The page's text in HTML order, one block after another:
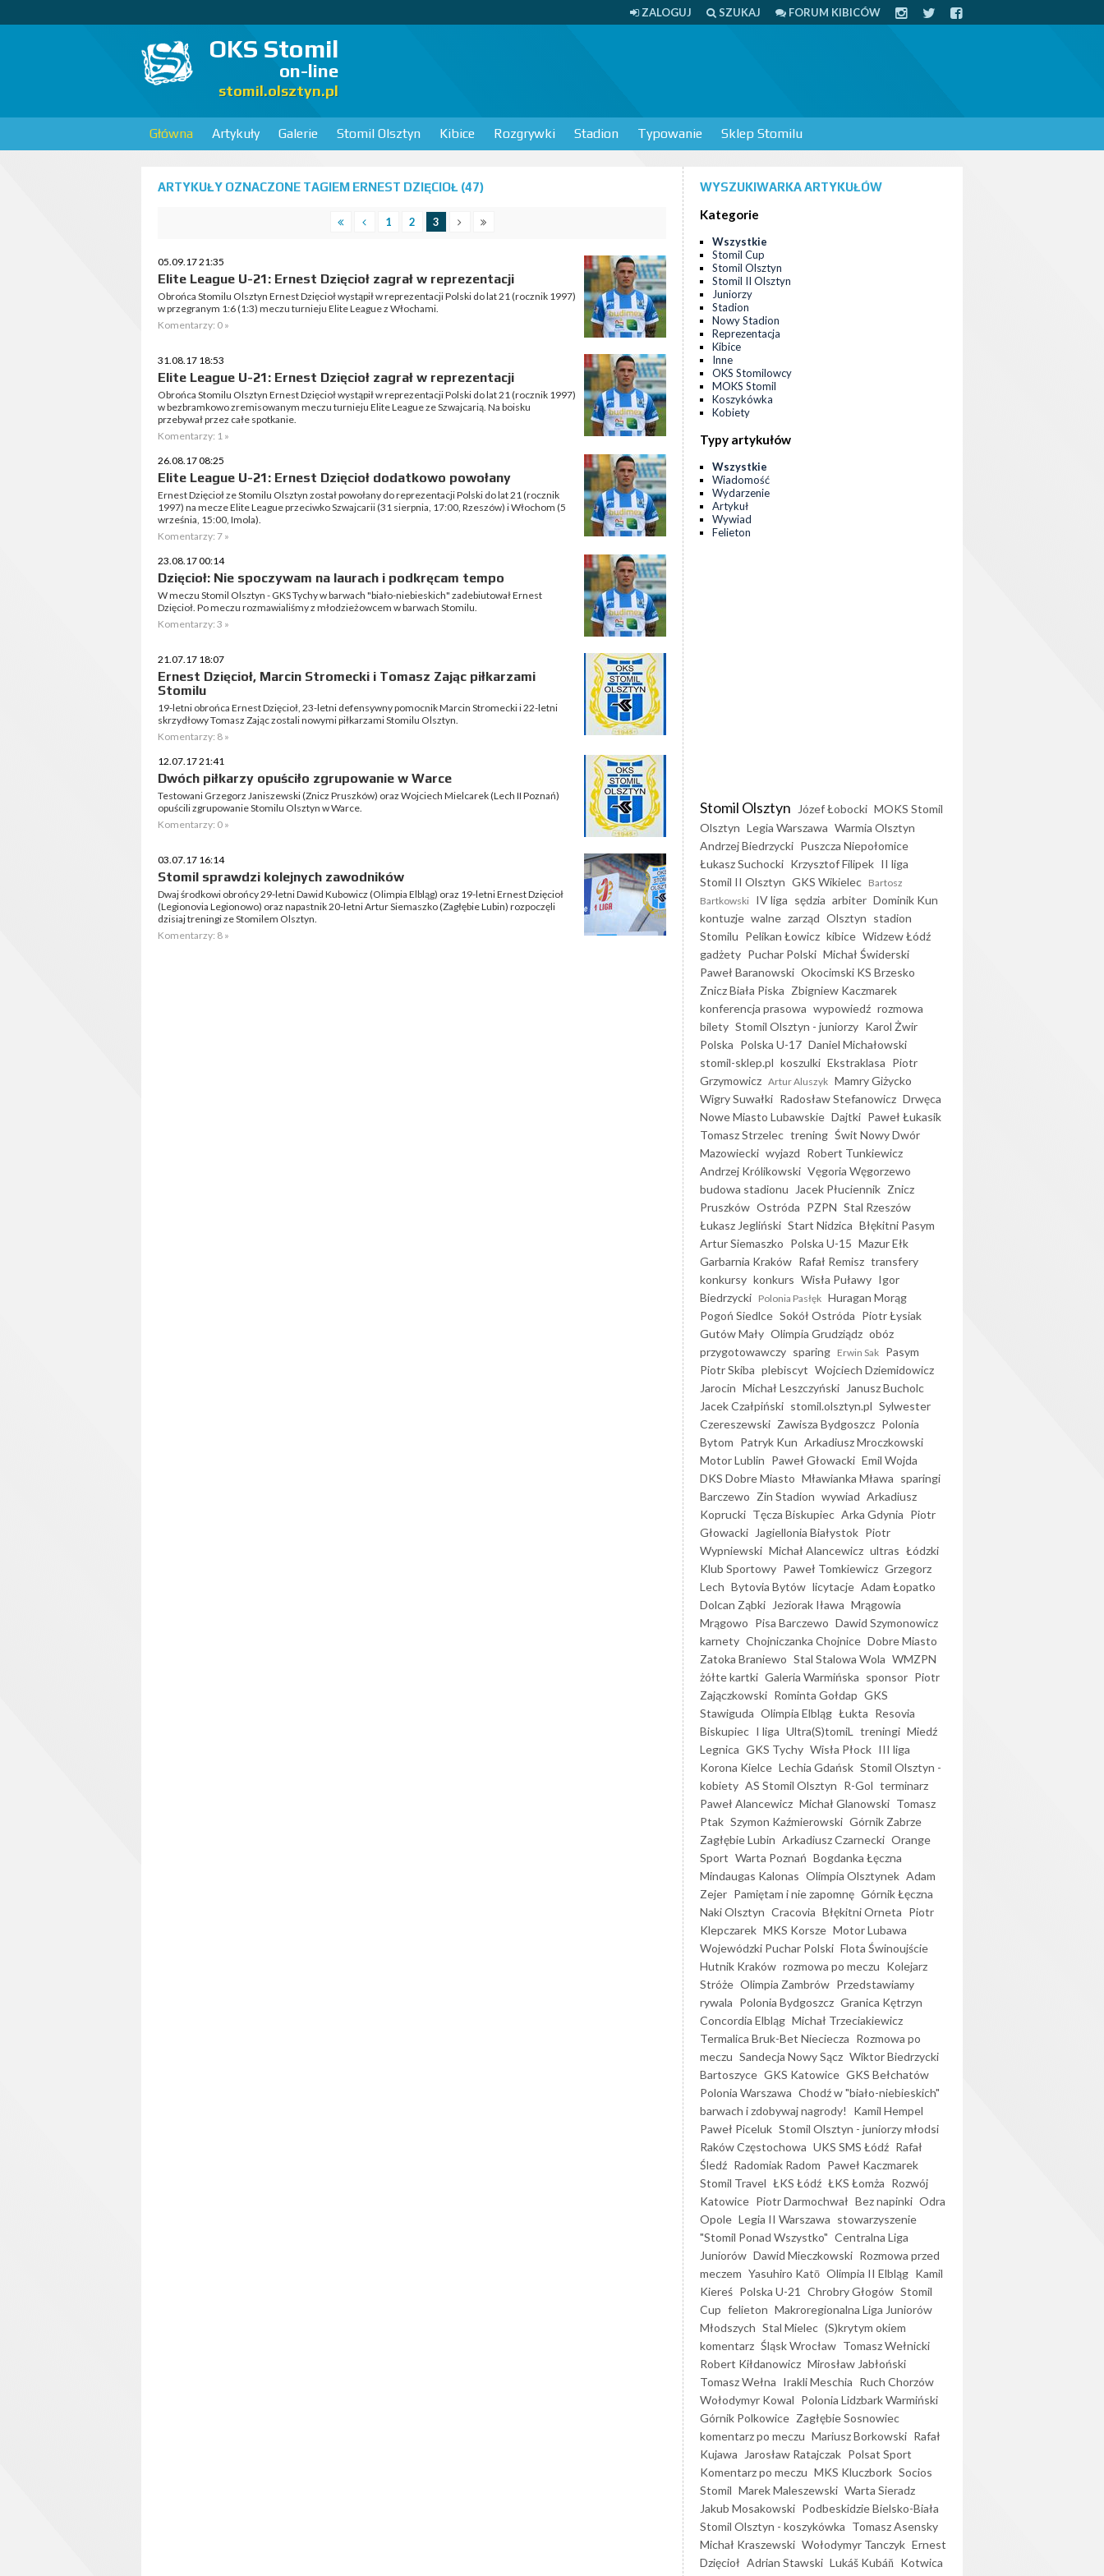
ZALOGUJ SZUKAJ FORUM KIBICÓW
OKS Stomil
on-line
stomil.olsztyn.pl
Główna Artykuły Galerie Stomil Olsztyn Kibice Rozgrywki Stadion Typowanie Sklep Stomilu
ARTYKUŁY OZNACZONE TAGIEM ERNEST DZIĘCIOŁ (47)
1 2 3
05.09.17 21:35
Elite League U-21: Ernest Dzięcioł zagrał w reprezentacji
Obrońca Stomilu Olsztyn Ernest Dzięcioł wystąpił w reprezentacji Polski do lat 21 (rocznik 1997)
w przegranym 1:6 (1:3) meczu turnieju Elite League z Włochami.
Komentarzy: 0 »
31.08.17 18:53
Elite League U-21: Ernest Dzięcioł zagrał w reprezentacji
Obrońca Stomilu Olsztyn Ernest Dzięcioł wystąpił w reprezentacji Polski do lat 21 (rocznik 1997)
w bezbramkowo zremisowanym meczu turnieju Elite League ze Szwajcarią. Na boisku
przebywał przez całe spotkanie.
Komentarzy: 1 »
26.08.17 08:25
Elite League U-21: Ernest Dzięcioł dodatkowo powołany
Ernest Dzięcioł ze Stomilu Olsztyn został powołany do reprezentacji Polski do lat 21 (rocznik
1997) na mecze Elite League przeciwko Szwajcarii (31 sierpnia, 17:00, Rzeszów) i Włochom (5
września, 15:00, Imola).
Komentarzy: 7 »
23.08.17 00:14
Dzięcioł: Nie spoczywam na laurach i podkręcam tempo
W meczu Stomil Olsztyn - GKS Tychy w barwach "biało-niebieskich" zadebiutował Ernest
Dzięcioł. Po meczu rozmawialiśmy z młodzieżowcem w barwach Stomilu.
Komentarzy: 3 »
21.07.17 18:07
Ernest Dzięcioł, Marcin Stromecki i Tomasz Zając piłkarzami
Stomilu
19-letni obrońca Ernest Dzięcioł, 23-letni defensywny pomocnik Marcin Stromecki i 22-letni
skrzydłowy Tomasz Zając zostali nowymi piłkarzami Stomilu Olsztyn.
Komentarzy: 8 »
12.07.17 21:41
Dwóch piłkarzy opuściło zgrupowanie w Warce
Testowani Grzegorz Janiszewski (Znicz Pruszków) oraz Wojciech Mielcarek (Lech II Poznań)
opuścili zgrupowanie Stomilu Olsztyn w Warce.
Komentarzy: 0 »
03.07.17 16:14
Stomil sprawdzi kolejnych zawodników
Dwaj środkowi obrońcy 29-letni Dawid Kubowicz (Olimpia Elbląg) oraz 19-letni Ernest Dzięcioł
(Legionovia Legionowo) oraz napastnik 20-letni Artur Siemaszko (Zagłębie Lubin) rozpoczęli
dzisiaj treningi ze Stomilem Olsztyn.
Komentarzy: 8 »
WYSZUKIWARKA ARTYKUŁÓW
Kategorie
Wszystkie
Stomil Cup
Stomil Olsztyn
Stomil II Olsztyn
Juniorzy
Stadion
Nowy Stadion
Reprezentacja
Kibice
Inne
OKS Stomilowcy
MOKS Stomil
Koszykówka
Kobiety
Typy artykułów
Wszystkie
Wiadomość
Wydarzenie
Artykuł
Wywiad
Felieton
Stomil Olsztyn Józef Łobocki MOKS Stomil
Olsztyn Legia Warszawa Warmia Olsztyn
Andrzej Biedrzycki Puszcza Niepołomice
Łukasz Suchocki Krzysztof Filipek II liga
Stomil II Olsztyn GKS Wikielec Bartosz
Bartkowski IV liga sędzia arbiter Dominik Kun
kontuzje walne zarząd Olsztyn stadion
Stomilu Pelikan Łowicz kibice Widzew Łódź
gadżety Puchar Polski Michał Świderski
Paweł Baranowski Okocimski KS Brzesko
Znicz Biała Piska Zbigniew Kaczmarek
konferencja prasowa wypowiedź rozmowa
bilety Stomil Olsztyn - juniorzy Karol Żwir
Polska Polska U-17 Daniel Michałowski
stomil-sklep.pl koszulki Ekstraklasa Piotr
Grzymowicz Artur Aluszyk Mamry Giżycko
Wigry Suwałki Radosław Stefanowicz Drwęca
Nowe Miasto Lubawskie Dajtki Paweł Łukasik
Tomasz Strzelec trening Świt Nowy Dwór
Mazowiecki wyjazd Robert Tunkiewicz
Andrzej Królikowski Vęgoria Węgorzewo
budowa stadionu
Jacek Płuciennik Znicz
Pruszków Ostróda PZPN Stal Rzeszów
Łukasz Jegliński Start Nidzica Błękitni Pasym
Artur Siemaszko Polska U-15 Mazur Ełk
Garbarnia Kraków Rafał Remisz transfery
konkursy konkurs Wisła Puławy Igor
Biedrzycki Polonia Pasłęk Huragan Morąg
Pogoń Siedlce Sokół Ostróda Piotr Łysiak
Gutów Mały Olimpia Grudziądz obóz
przygotowawczy sparing Erwin Sak Pasym
Piotr Skiba plebiscyt Wojciech Dziemidowicz
Jarocin Michał Leszczyński
Janusz Bucholc
Jacek Czałpiński stomil.olsztyn.pl Sylwester
Czereszewski Zawisza Bydgoszcz Polonia
Bytom Patryk Kun Arkadiusz Mroczkowski
Motor Lublin Paweł Głowacki Emil Wojda
DKS Dobre Miasto Mławianka Mława sparingi
Barczewo Zin Stadion wywiad Arkadiusz
Koprucki Tęcza Biskupiec Arka Gdynia Piotr
Głowacki
Jagiellonia Białystok Piotr
Wypniewski Michał Alancewicz ultras Łódzki
Klub Sportowy Paweł Tomkiewicz Grzegorz
Lech Bytovia Bytów licytacje Adam Łopatko
Dolcan Ząbki
Jeziorak Iława Mrągowia
Mrągowo Pisa Barczewo Dawid Szymonowicz
karnety Chojniczanka Chojnice Dobre Miasto
Zatoka Braniewo Stal Stalowa Wola WMZPN
żółte kartki Galeria Warmińska sponsor Piotr
Zajączkowski Rominta Gołdap GKS
Stawiguda Olimpia Elbląg Łukta Resovia
Biskupiec I liga Ultra(S)tomiL treningi Miedź
Legnica GKS Tychy Wisła Płock III liga
Korona Kielce Lechia Gdańsk Stomil Olsztyn -
kobiety AS Stomil Olsztyn R-Gol terminarz
Paweł Alancewicz Michał Glanowski Tomasz
Ptak Szymon Kaźmierowski Górnik Zabrze
Zagłębie Lubin Arkadiusz Czarnecki Orange
Sport Warta Poznań Bogdanka Łęczna
Mindaugas Kalonas Olimpia Olsztynek Adam
Zejer Pamiętam i nie zapomnę Górnik Łęczna
Naki Olsztyn Cracovia Błękitni Orneta Piotr
Klepczarek MKS Korsze Motor Lubawa
Wojewódzki Puchar Polski Flota Świnoujście
Hutnik Kraków rozmowa po meczu Kolejarz
Stróże Olimpia Zambrów Przedstawiamy
rywala Polonia Bydgoszcz Granica Kętrzyn
Concordia Elbląg Michał Trzeciakiewicz
Termalica Bruk-Bet Nieciecza Rozmowa po
meczu Sandecja Nowy Sącz Wiktor Biedrzycki
Bartoszyce GKS Katowice GKS Bełchatów
Polonia Warszawa Chodź w "biało-niebieskich"
barwach i zdobywaj nagrody!
Kamil Hempel
Paweł Piceluk Stomil Olsztyn - juniorzy młodsi
Raków Częstochowa UKS SMS Łódź Rafał
Śledź Radomiak Radom Paweł Kaczmarek
Stomil Travel ŁKS Łódź ŁKS Łomża Rozwój
Katowice Piotr Darmochwał Bez napinki Odra
Opole Legia II Warszawa stowarzyszenie
"Stomil Ponad Wszystko" Centralna Liga
Juniorów Dawid Mieczkowski Rozmowa przed
meczem Yasuhiro Katō Olimpia II Elbląg Kamil
Kiereś Polska U-21 Chrobry Głogów Stomil
Cup felieton Makroregionalna Liga Juniorów
Młodszych Stal Mielec (S)krytym okiem
komentarz Śląsk Wrocław Tomasz Wełnicki
Robert Kiłdanowicz Mirosław Jabłoński
Tomasz Wełna Irakli Meschia Ruch Chorzów
Wołodymyr Kowal Polonia Lidzbark Warmiński
Górnik Polkowice Zagłębie Sosnowiec
komentarz po meczu Mariusz Borkowski Rafał
Kujawa
Jarosław Ratajczak Polsat Sport
Komentarz po meczu MKS Kluczbork Socios
Stomil Marek Maleszewski Warta Sieradz
Jakub Mosakowski Podbeskidzie Bielsko-Biała
Stomil Olsztyn - koszykówka Tomasz Asensky
Michał Kraszewski Wołodymyr Tanczyk Ernest
Dzięcioł Adrian Stawski Lukáš Kubáň Kotwica